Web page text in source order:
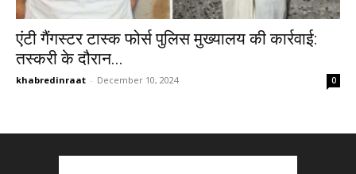
एंटी गैंगस्टर टास्क फोर्स पुलिस मुख्यालय की कार्रवाई:
तस्करी के दौरान...
khabredinraat - December 10, 2024 0